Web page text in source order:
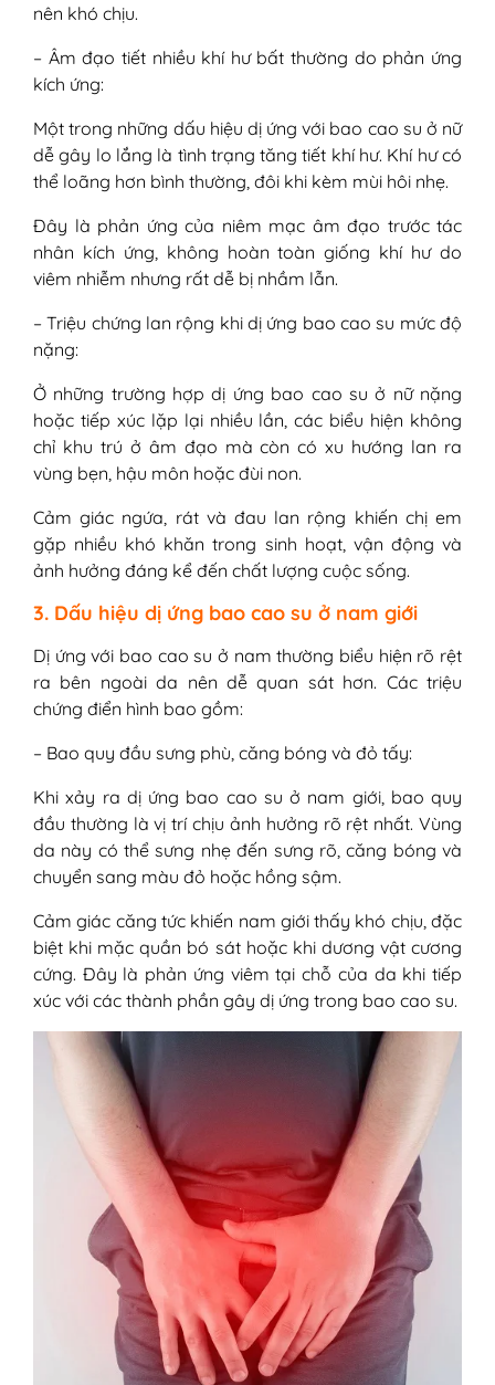
nên khó chịu.
– Âm đạo tiết nhiều khí hư bất thường do phản ứng
kích ứng:
Một trong những dấu hiệu dị ứng với bao cao su ở nữ
dễ gây lo lắng là tình trạng tăng tiết khí hư. Khí hư có
thể loãng hơn bình thường, đôi khi kèm mùi hôi nhẹ.
Đây là phản ứng của niêm mạc âm đạo trước tác
nhân kích ứng, không hoàn toàn giống khí hư do
viêm nhiễm nhưng rất dễ bị nhầm lẫn.
– Triệu chứng lan rộng khi dị ứng bao cao su mức độ
nặng:
Ở những trường hợp dị ứng bao cao su ở nữ nặng
hoặc tiếp xúc lặp lại nhiều lần, các biểu hiện không
chỉ khu trú ở âm đạo mà còn có xu hướng lan ra
vùng bẹn, hậu môn hoặc đùi non.
Cảm giác ngứa, rát và đau lan rộng khiến chị em
gặp nhiều khó khăn trong sinh hoạt, vận động và
ảnh hưởng đáng kể đến chất lượng cuộc sống.
3. Dấu hiệu dị ứng bao cao su ở nam giới
Dị ứng với bao cao su ở nam thường biểu hiện rõ rệt
ra bên ngoài da nên dễ quan sát hơn. Các triệu
chứng điển hình bao gồm:
– Bao quy đầu sưng phù, căng bóng và đỏ tấy:
Khi xảy ra dị ứng bao cao su ở nam giới, bao quy
đầu thường là vị trí chịu ảnh hưởng rõ rệt nhất. Vùng
da này có thể sưng nhẹ đến sưng rõ, căng bóng và
chuyển sang màu đỏ hoặc hồng sậm.
Cảm giác căng tức khiến nam giới thấy khó chịu, đặc
biệt khi mặc quần bó sát hoặc khi dương vật cương
cứng. Đây là phản ứng viêm tại chỗ của da khi tiếp
xúc với các thành phần gây dị ứng trong bao cao su.